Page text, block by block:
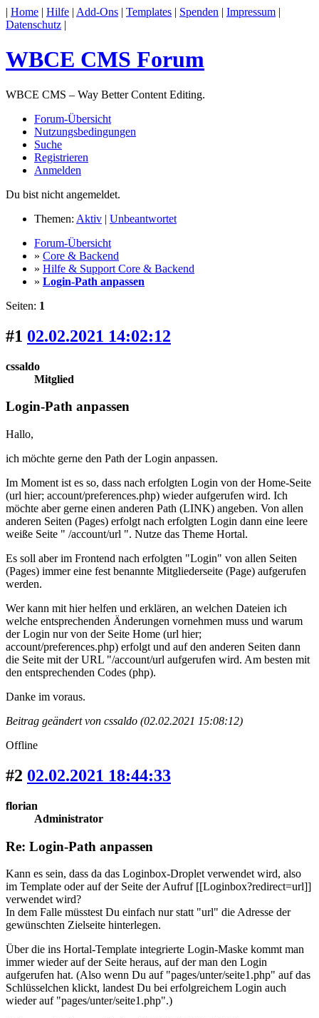
| Home | Hilfe | Add-Ons | Templates | Spenden | Impressum |
Datenschutz |
WBCE CMS Forum
WBCE CMS – Way Better Content Editing.
Forum-Übersicht
Nutzungsbedingungen
Suche
Registrieren
Anmelden
Du bist nicht angemeldet.
Themen: Aktiv | Unbeantwortet
Forum-Übersicht
» Core & Backend
» Hilfe & Support Core & Backend
» Login-Path anpassen
Seiten: 1
#1 02.02.2021 14:02:12
cssaldo
Mitglied
Login-Path anpassen
Hallo,
ich möchte gerne den Path der Login anpassen.
Im Moment ist es so, dass nach erfolgten Login von der Home-Seite
(url hier; account/preferences.php) wieder aufgerufen wird. Ich
möchte aber gerne einen anderen Path (LINK) angeben. Von allen
anderen Seiten (Pages) erfolgt nach erfolgten Login dann eine leere
weiße Seite " /account/url ". Nutze das Theme Hortal.
Es soll aber im Frontend nach erfolgten "Login" von allen Seiten
(Pages) immer eine fest benannte Mitgliederseite (Page) aufgerufen
werden.
Wer kann mit hier helfen und erklären, an welchen Dateien ich
welche entsprechenden Änderungen vornehmen muss und warum
der Login nur von der Seite Home (url hier;
account/preferences.php) erfolgt und auf den anderen Seiten dann
die Seite mit der URL "/account/url aufgerufen wird. Am besten mit
den entsprechenden Codes (php).
Danke im voraus.
Beitrag geändert von cssaldo (02.02.2021 15:08:12)
Offline
#2 02.02.2021 18:44:33
florian
Administrator
Re: Login-Path anpassen
Kann es sein, dass da das Loginbox-Droplet verwendet wird, also
im Template oder auf der Seite der Aufruf [[Loginbox?redirect=url]]
verwendet wird?
In dem Falle müsstest Du einfach nur statt "url" die Adresse der
gewünschten Zielseite hinterlegen.
Über die ins Hortal-Template integrierte Login-Maske kommt man
immer wieder auf der Seite heraus, auf der man den Login
aufgerufen hat. (Also wenn Du auf "pages/unter/seite1.php" auf das
Schlüsselchen klickt, landest Du bei erfolgreichem Login auch
wieder auf "pages/unter/seite1.php".)